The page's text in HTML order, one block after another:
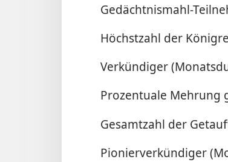
Gedächtnismahl-
Höchstzahl der
Verkündiger
Prozentuale Mehrung
Gesamtzahl der
Pionierverkündiger